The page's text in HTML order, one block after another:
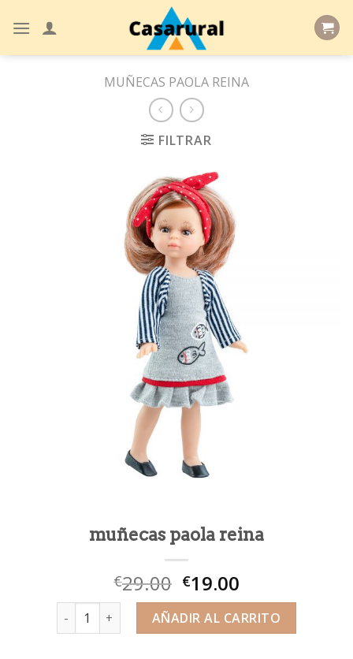
MUÑECAS PAOLA REINA
FILTRAR
muñecas paola reina
€29.00 €19.00
muñecas paola reina cantidad
AÑADIR AL CARRITO